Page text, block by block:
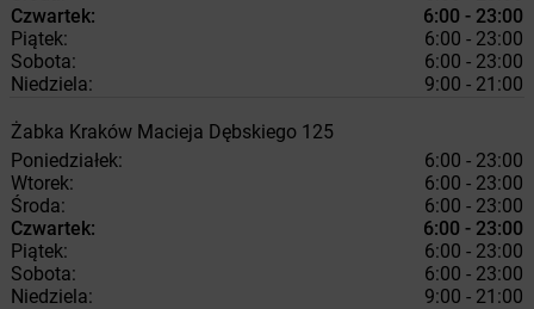
Czwartek:
6:00 - 23:00
Piątek:
6:00 - 23:00
Sobota:
6:00 - 23:00
Niedziela:
9:00 - 21:00
Żabka Kraków Macieja Dębskiego 125
Poniedziałek:
6:00 - 23:00
Wtorek:
6:00 - 23:00
Środa:
6:00 - 23:00
Czwartek:
6:00 - 23:00
Piątek:
6:00 - 23:00
Sobota:
6:00 - 23:00
Niedziela:
9:00 - 21:00